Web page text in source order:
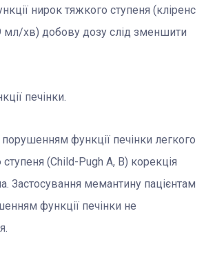
нирок тяжкого ступеня (кліренс
мл/хв) добову дозу слід зменшити
печінки.
порушенням функції печінки легкого
(Child-Pugh A, B) корекція
Застосування мемантину пацієнтам
функції печінки не